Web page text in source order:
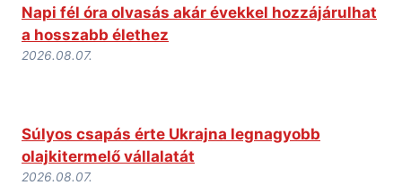
Napi fél óra olvasás akár évekkel hozzájárulhat
a hosszabb élethez
2026.08.07.
Súlyos csapás érte Ukrajna legnagyobb
olajkitermelő vállalatát
2026.08.07.